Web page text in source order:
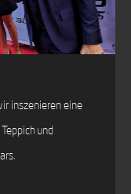
inszenieren eine
und